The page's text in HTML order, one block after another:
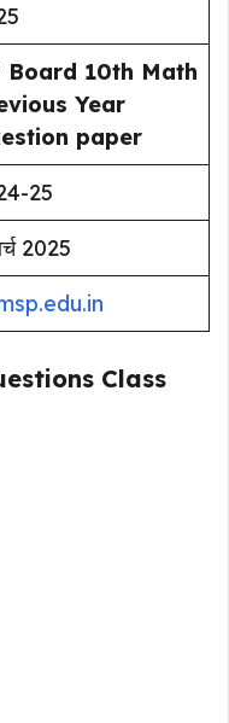
Board 10th Math
Year
paper
25
2025
Class